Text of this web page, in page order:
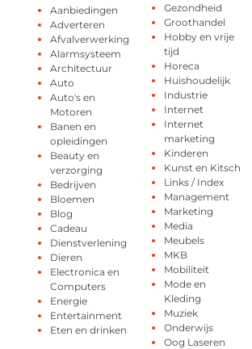
Aanbiedingen
Adverteren
Afvalverwerking
Alarmsysteem
Architectuur
Auto
Auto's en
Motoren
Banen en
opleidingen
Beauty en
verzorging
Bedrijven
Bloemen
Blog
Cadeau
Dienstverlening
Dieren
Electronica en
Computers
Energie
Entertainment
Eten en drinken
Gezondheid
Groothandel
Hobby en vrije
tijd
Horeca
Huishoudelijk
Industrie
Internet
Internet
marketing
Kinderen
Kunst en Kitsch
Links / Index
Management
Marketing
Media
Meubels
MKB
Mobiliteit
Mode en
Kleding
Muziek
Onderwijs
Oog Laseren